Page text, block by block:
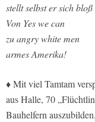
stellt selbst er sich bloß
Von Yes we can
zu angry white men
armes Amerika!
♦ Mit viel Tamtam
aus Halle, 70
Bauhelfern auszubilden.